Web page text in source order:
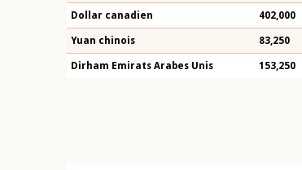
Dollar canadien 402,000
Yuan chinois 83,250
Dirham Emirats Arabes Unis 153,250